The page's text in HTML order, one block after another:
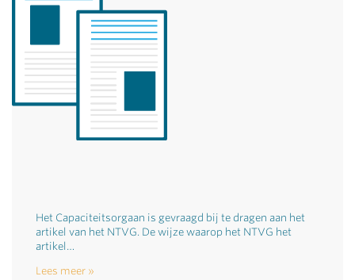
Het Capaciteitsorgaan is gevraagd bij te dragen aan het
artikel van het NTVG. De wijze waarop het NTVG het
artikel…
Lees meer